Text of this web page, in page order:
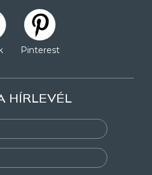
Pinterest
HÍRLEVÉL